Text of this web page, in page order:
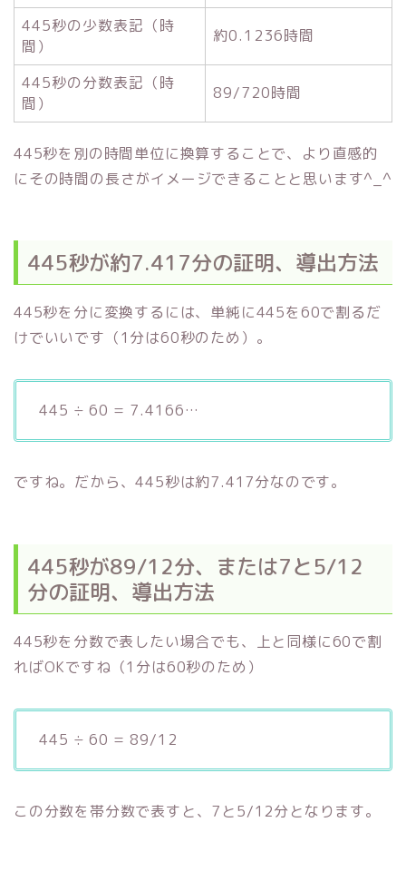
445秒の少数表記（時
間）
約0.1236時間
445秒の分数表記（時
間）
89/720時間
445秒を別の時間単位に換算することで、より直感的
にその時間の長さがイメージできることと思います^_^
445秒が約7.417分の証明、導出方法
445秒を分に変換するには、単純に445を60で割るだ
けでいいです（1分は60秒のため）。
445 ÷ 60 = 7.4166…
ですね。だから、445秒は約7.417分なのです。
445秒が89/12分、または7と5/12
分の証明、導出方法
445秒を分数で表したい場合でも、上と同様に60で割
ればOKですね（1分は60秒のため）
445 ÷ 60 = 89/12
この分数を帯分数で表すと、7と5/12分となります。